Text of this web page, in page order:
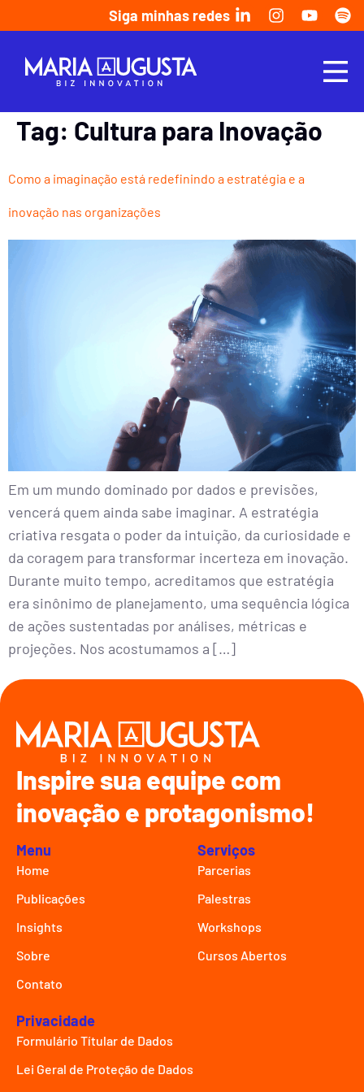
Siga minhas redes
Tag: Cultura para Inovação
Como a imaginação está redefinindo a estratégia e a
inovação nas organizações
Em um mundo dominado por dados e previsões,
vencerá quem ainda sabe imaginar. A estratégia
criativa resgata o poder da intuição, da curiosidade e
da coragem para transformar incerteza em inovação.
Durante muito tempo, acreditamos que estratégia
era sinônimo de planejamento, uma sequência lógica
de ações sustentadas por análises, métricas e
projeções. Nos acostumamos a […]
Inspire sua equipe com
inovação e protagonismo!
Menu
Home
Publicações
Insights
Sobre
Contato
Serviços
Parcerias
Palestras
Workshops
Cursos Abertos
Privacidade
Formulário Títular de Dados
Lei Geral de Proteção de Dados